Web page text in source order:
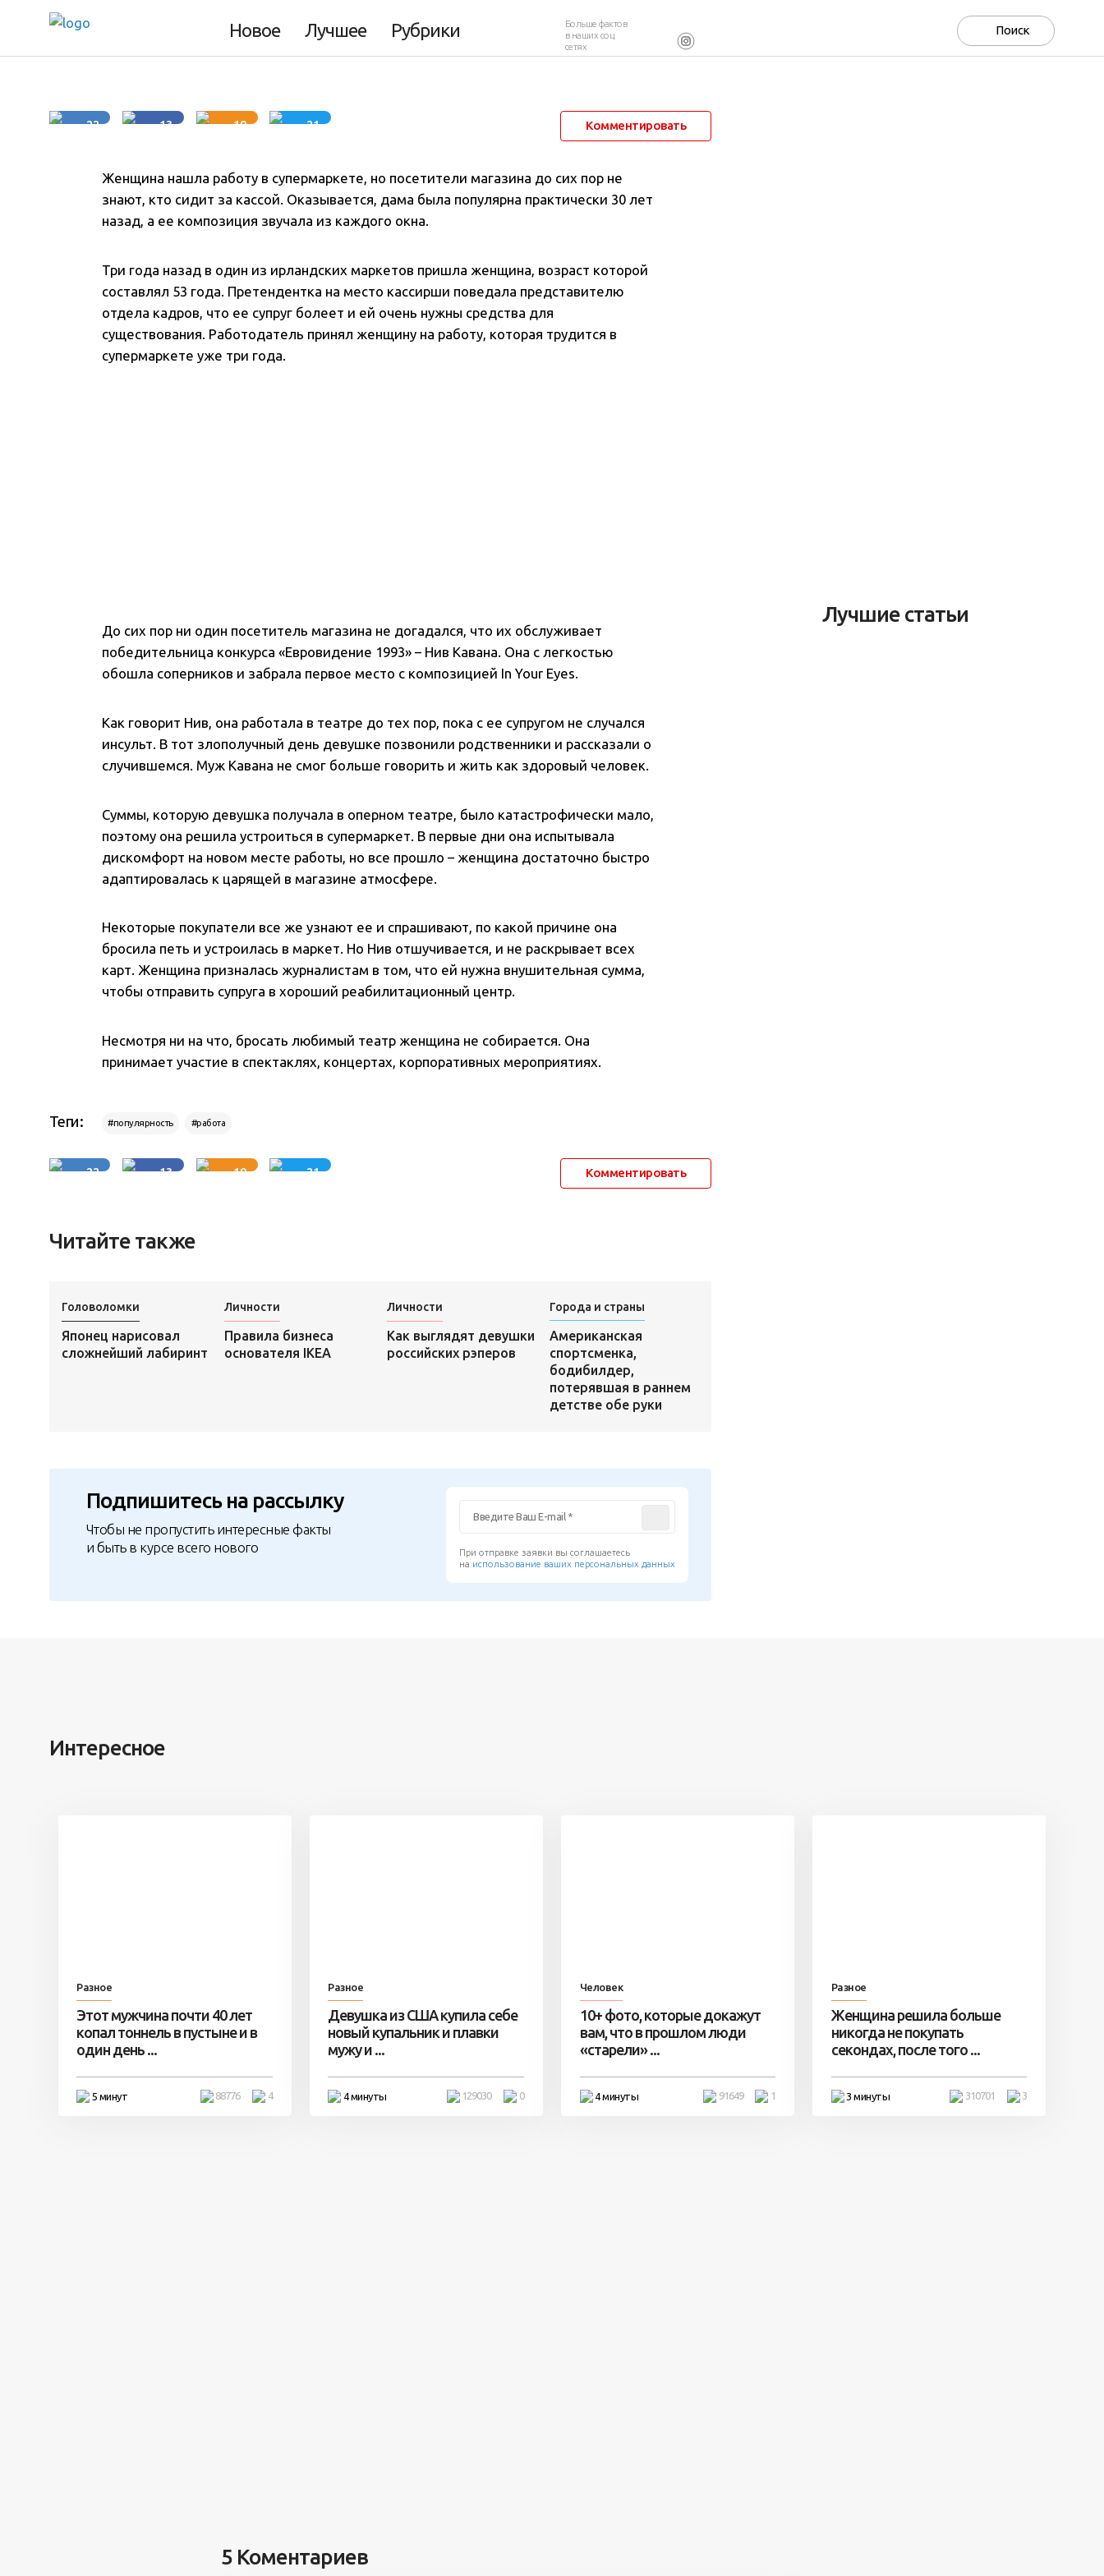
Новое Лучшее Рубрики
Больше фактов
в наших соц.
сетях
22 13 19 21 Комментировать
Женщина нашла работу в супермаркете, но посетители магазина до сих пор не
знают, кто сидит за кассой. Оказывается, дама была популярна практически 30 лет
назад, а ее композиция звучала из каждого окна.
Три года назад в один из ирландских маркетов пришла женщина, возраст которой
составлял 53 года. Претендентка на место кассирши поведала представителю
отдела кадров, что ее супруг болеет и ей очень нужны средства для
существования. Работодатель принял женщину на работу, которая трудится в
супермаркете уже три года.
До сих пор ни один посетитель магазина не догадался, что их обслуживает
победительница конкурса «Евровидение 1993» – Нив Кавана. Она с легкостью
обошла соперников и забрала первое место с композицией In Your Eyes.
Как говорит Нив, она работала в театре до тех пор, пока с ее супругом не случался
инсульт. В тот злополучный день девушке позвонили родственники и рассказали о
случившемся. Муж Кавана не смог больше говорить и жить как здоровый человек.
Суммы, которую девушка получала в оперном театре, было катастрофически мало,
поэтому она решила устроиться в супермаркет. В первые дни она испытывала
дискомфорт на новом месте работы, но все прошло – женщина достаточно быстро
адаптировалась к царящей в магазине атмосфере.
Некоторые покупатели все же узнают ее и спрашивают, по какой причине она
бросила петь и устроилась в маркет. Но Нив отшучивается, и не раскрывает всех
карт. Женщина призналась журналистам в том, что ей нужна внушительная сумма,
чтобы отправить супруга в хороший реабилитационный центр.
Несмотря ни на что, бросать любимый театр женщина не собирается. Она
принимает участие в спектаклях, концертах, корпоративных мероприятиях.
Теги: #популярность #работа
22 13 19 21 Комментировать
Читайте также
Головоломки
Японец нарисовал
сложнейший лабиринт
Личности
Правила бизнеса
основателя IKEA
Личности
Как выглядят девушки
российских рэперов
Города и страны
Американская
спортсменка,
бодибилдер,
потерявшая в раннем
детстве обе руки
Подпишитесь на рассылку
Чтобы не пропустить интересные факты
и быть в курсе всего нового
При отправке заявки вы соглашаетесь
на использование ваших персональных данных
Лучшие статьи
Интересное
Разное
Этот мужчина почти 40 лет
копал тоннель в пустыне и в
один день ...
5 минут 4
88776
Разное
Девушка из США купила себе
новый купальник и плавки
мужу и ...
4 минуты 0
129030
Человек
10+ фото, которые докажут
вам, что в прошлом люди
«старели» ...
4 минуты 1
91649
Разное
Женщина решила больше
никогда не покупать
секондах, после того ...
3 минуты 3
310701
5 Коментариев